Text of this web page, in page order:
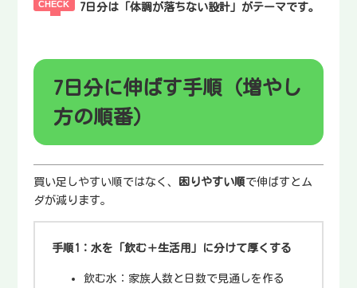
7日分は「体調が落ちない設計」がテーマです。
7日分に伸ばす手順（増やし
方の順番）
買い足しやすい順ではなく、 困りやすい順で伸ばすとム
ダが減ります。
手順1：水を「飲む＋生活用」に分けて厚くする
飲む水：家族人数と日数で見通しを作る